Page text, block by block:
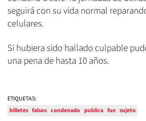
seguirá con su vida normal
celulares.
Si hubiera sido hallado culpable
una pena de hasta 10 años.
ETIQUETAS:
billetes falsos condenado publica fue sujeto